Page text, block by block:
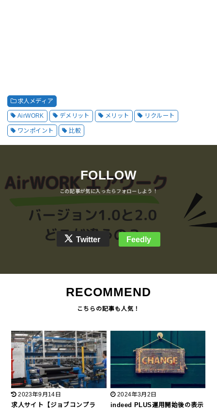
求人メディア
AirWORK デメリット メリット リクルート
ワンポイント 比較
FOLLOW
Twitter Feedly
RECOMMEND
2023年9月14日
求人サイト【ジョブコンプラ
2024年3月2日
indeed PLUS運用開始後の表示